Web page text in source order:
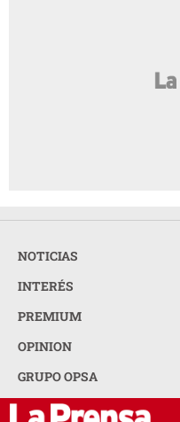
NOTICIAS
INTERÉS
PREMIUM
OPINION
GRUPO OPSA